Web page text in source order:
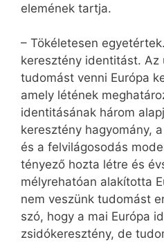
elemének tartja.
– Tökéletesen
keresztény identitást. Az
tudomást venni Európa
amely létének
identitásának három
keresztény hagyomány,
és a felvilágosodás
tényező hozta létre és
mélyrehatóan alakította
nem veszünk tudomást
szó, hogy a mai Európa
zsidókeresztény, de